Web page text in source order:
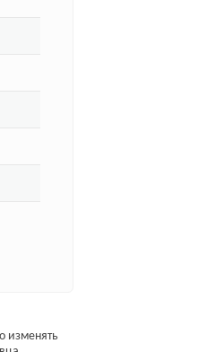
изменять